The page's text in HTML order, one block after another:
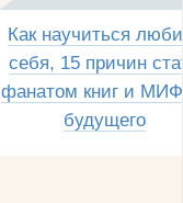
Как научиться
себя, 15 причин
фанатом книг и
будущего